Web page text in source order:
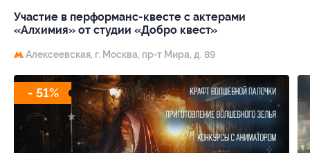
Участие в перформанс-квесте с актерами
«Алхимия» от студии «Добро квест»
Алексеевская, г. Москва, пр-т Мира, д. 89
- 51%